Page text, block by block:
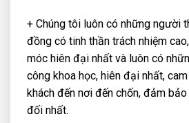
+ Chúng tôi luôn có những người
đồng có tinh thần trách nhiệm
móc hiên đại nhất và luôn có
công khoa học, hiên đại nhất,
khách đến nơi đến chốn, đảm
đối nhất.